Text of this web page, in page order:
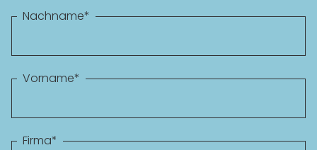
Nachname*
Vorname*
Firma*